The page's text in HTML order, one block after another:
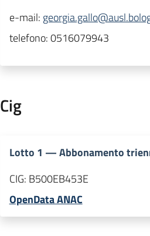
e-mail:
telefono:0516079943
Cig
Lotto 1 —Abbonamento
CIG: B500EB453E
OpenData ANAC